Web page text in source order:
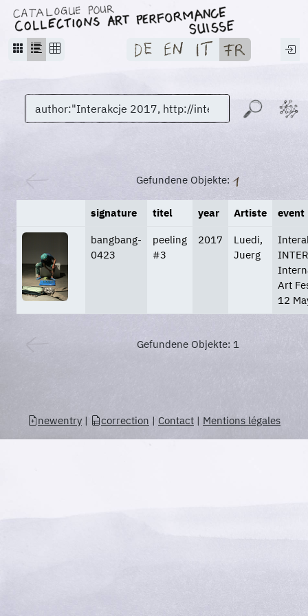
Gefundene Objekte:
signature titel year Artiste event
bangbang-
0423
peeling
#3
2017
Luedi,
Juerg
Art
12
Gefundene Objekte: 1
newentry | correction | Contact | Mentions légales